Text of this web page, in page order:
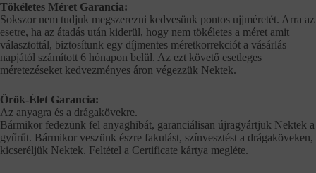
Tökéletes Méret Garancia:
Sokszor nem tudjuk megszerezni kedvesünk pontos ujjméretét. Arra az
esetre, ha az átadás után kiderül, hogy nem tökéletes a méret amit
választottál, biztosítunk egy díjmentes méretkorrekciót a vásárlás
napjától számított 6 hónapon belül. Az ezt követő esetleges
méretezéseket kedvezményes áron végezzük Nektek.
Örök-Élet Garancia:
Az anyagra és a drágakövekre.
Bármikor fedezünk fel anyaghibát, garanciálisan újragyártjuk Nektek a
gyűrűt. Bármikor veszünk észre fakulást, színvesztést a drágaköveken,
kicseréljük Nektek. Feltétel a Certificate kártya megléte.